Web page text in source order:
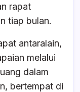
rapat
tiap bulan.
antaralain,
melalui
dalam
bertempat di